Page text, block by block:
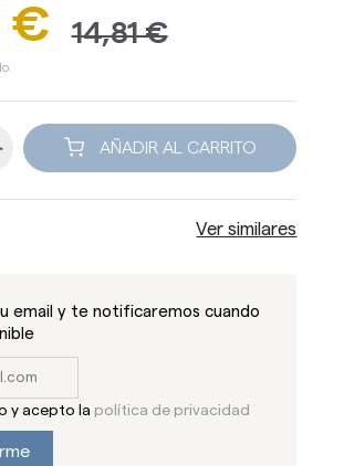
€ 14,81 €
AÑADIR AL CARRITO
Ver similares
email y te notificaremos cuando
y acepto la política de privacidad